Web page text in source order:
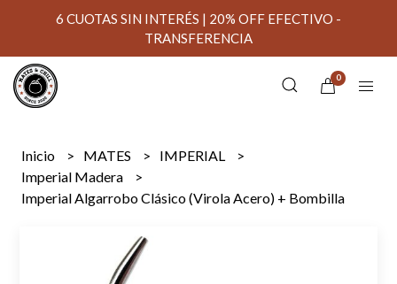
6 CUOTAS SIN INTERÉS | 20% OFF EFECTIVO -
TRANSFERENCIA
0
Inicio MATES
IMPERIAL
Imperial Madera
Imperial Algarrobo Clásico (Virola Acero) + Bombilla